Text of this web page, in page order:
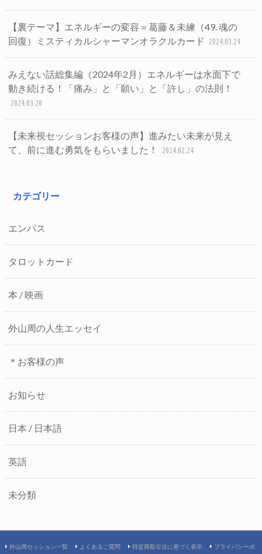
【裏テーマ】エネルギーの変容＝葛藤＆未練（49. 魂の
回復）ミスティカルシャーマンオラクルカード
2024.03.24
みえない話総集編（2024年2月）エネルギーは水面下で
動き続ける！「痛み」と「願い」と「許し」の法則！
2024.03.20
【未来視セッションお客様の声】進みたい未来が見え
て、前に進む勇気をもらいました！
2024.02.24
カテゴリー
エンパス
タロットカード
本 / 映画
外山周の人生エッセイ
＊お客様の声
お知らせ
日本 / 日本語
英語
未分類
外山周セッション一覧 よくあるご質問 特定商取引法に基づく表示 プライバシーポ